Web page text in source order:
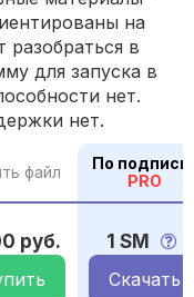
на
разобраться в
для запуска в
нет.
нет.
файл
По
PRO
руб.
1 SM
Скачать